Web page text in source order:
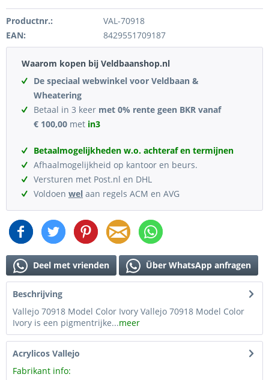
Productnr.:
VAL-70918
EAN:
8429551709187
Waarom kopen bij Veldbaanshop.nl
De speciaal webwinkel voor Veldbaan &
Wheatering
Betaal in 3 keer met 0% rente geen BKR vanaf
€ 100,00 met in3
Betaalmogelijkheden w.o. achteraf en termijnen
Afhaalmogelijkheid op kantoor en beurs.
Versturen met Post.nl en DHL
Voldoen wel aan regels ACM en AVG
Deel met vrienden Über WhatsApp anfragen
Beschrijving
Vallejo 70918 Model Color Ivory Vallejo 70918 Model Color
Ivory is een pigmentrijke...meer
Acrylicos Vallejo
Fabrikant info: